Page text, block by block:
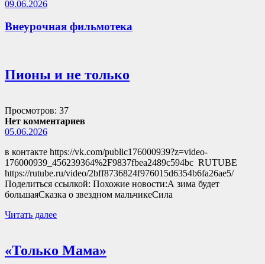
09.06.2026
Внеурочная фильмотека
Пионы и не только
Просмотров: 37
Нет комментариев
05.06.2026
в контакте https://vk.com/public176000939?z=video-
176000939_456239364%2F9837fbea2489c594bc RUTUBE
https://rutube.ru/video/2bff8736824f976015d6354b6fa26ae5/
Поделиться ссылкой: Похожие новости:А зима будет
большаяСказка о звездном мальчикеСила
Читать далее
«Только Мама»